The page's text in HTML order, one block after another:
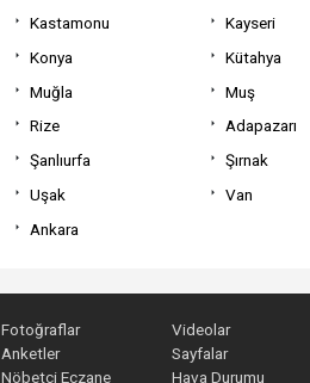
Kastamonu Kayseri
Konya Kütahya
Muğla Muş
Rize Adapazarı
Şanlıurfa Şırnak
Uşak Van
Ankara
Fotoğraflar Videolar
Anketler
Sayfalar
Nöbetçi Eczane
Hava Durumu